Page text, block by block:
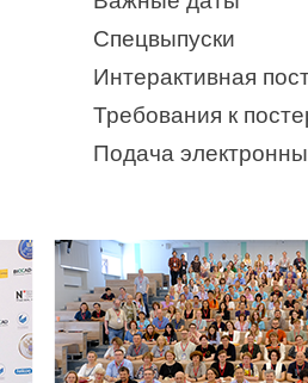
Спецвыпуски
Интерактивная
Требования к
Подача